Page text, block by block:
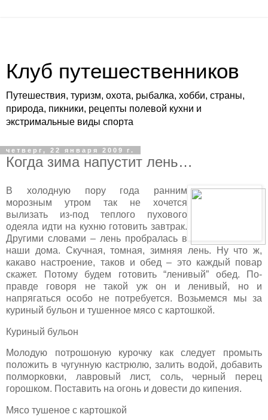
Клуб путешественников
Путешествия, туризм, охота, рыбалка, хобби, страны,
природа, пикники, рецепты полевой кухни и
экстримальные виды спорта
четверг, 22 января 2009 г.
Когда зима напустит лень…
В холодную пору года ранним
морозным утром так не хочется
вылизать из-под теплого пухового
одеяла идти на кухню готовить завтрак.
Другими словами – лень пробралась в
наши дома. Скучная, томная, зимняя лень. Ну что ж,
какаво настроение, таков и обед – это каждый повар
скажет. Потому будем готовить “ленивый” обед. По-
правде говоря не такой уж он и ленивый, но и
напрягаться особо не потребуется. Возьмемся мы за
куриный бульон и тушенное мясо с картошкой.
Куриный бульон
Молодую потрошоную курочку как следует промыть
положить в чугунную кастрюлю, залить водой, добавить
полморковки, лавровый лист, соль, черный перец
горошком. Поставить на огонь и довести до кипения.
Мясо тушеное с картошкой